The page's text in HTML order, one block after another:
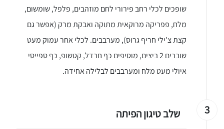
שופכים לכלי רחב פירורי לחם מוזהבים, פלפל, שומשום,
מלח, פפריקה מרוקאית מתוקה ואבקת מרק (אפשר גם
קצת צ'ילי חריף גרוס), מערבבים. לכלי אחר עמוק מעט
שוברים 2 ביצים, מוסיפים כף חרדל, קטשופ, כף ספייסי
איולי מעט מלח ומערבבים לבלילה אחידה.
3 שלב טיגון הפיתה